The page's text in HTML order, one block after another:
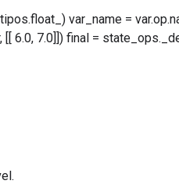
var_name =
[[ 6.0, 7.0]]) final =